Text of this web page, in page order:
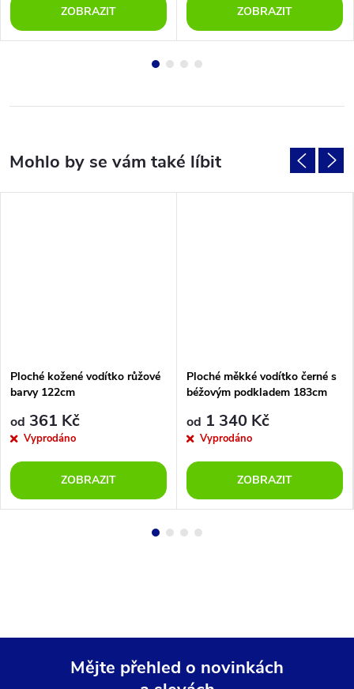
ZOBRAZIT ZOBRAZIT
Ploché kožené vodítko růžové
barvy 122cm
od 361 Kč
Vyprodáno
ZOBRAZIT
Ploché měkké vodítko černé s
béžovým podkladem 183cm
od 1 340 Kč
Vyprodáno
ZOBRAZIT
Mějte přehled o novinkách